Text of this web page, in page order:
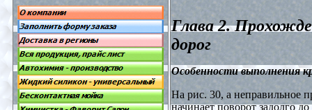
Глава 2.
дорог
Особенности выполнения
На рис. 30, а неправильное
начинает поворот задолго